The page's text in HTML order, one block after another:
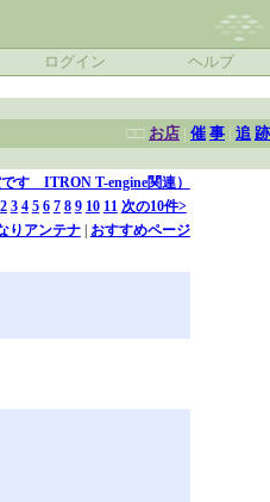
ログイン
ヘルプ
□□ お店 | 催 事 | 追 跡
す ITRON T-engine関連）
2 3 4 5 6 7 8 9 10 11 次の10件>
りアンテナ| おすすめページ